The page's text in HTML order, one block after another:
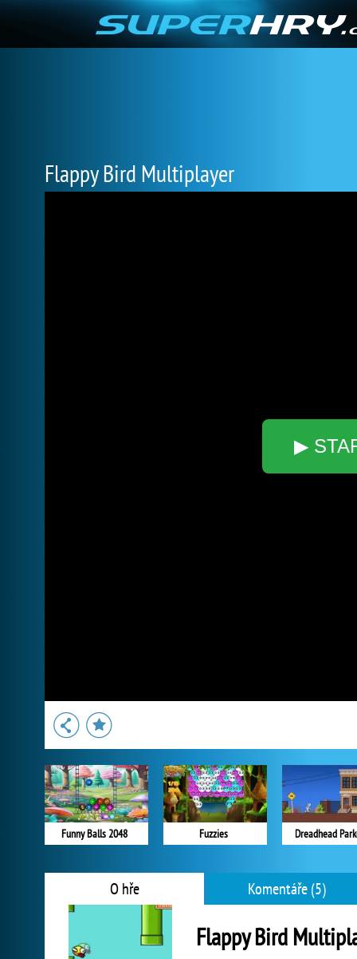
Flappy Bird Multiplayer
▶
Funny Balls 2048 Fuzzies Dreadhead
O hře Komentáře (5)
Flappy Bird